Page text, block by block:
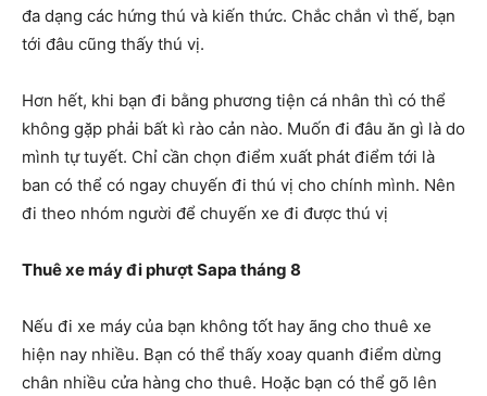
đa dạng các hứng thú và kiến thức. Chắc chắn vì thế, bạn
tới đâu cũng thấy thú vị.
Hơn hết, khi bạn đi bằng phương tiện cá nhân thì có thể
không gặp phải bất kì rào cản nào. Muốn đi đâu ăn gì là do
mình tự tuyết. Chỉ cần chọn điểm xuất phát điểm tới là
ban có thể có ngay chuyến đi thú vị cho chính mình. Nên
đi theo nhóm người để chuyến xe đi được thú vị
Thuê xe máy đi phượt Sapa tháng 8
Nếu đi xe máy của bạn không tốt hay ãng cho thuê xe
hiện nay nhiều. Bạn có thể thấy xoay quanh điểm dừng
chân nhiều cửa hàng cho thuê. Hoặc bạn có thể gõ lên